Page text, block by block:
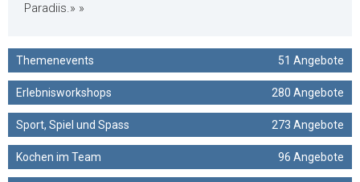
Paradiis.» »
Themenevents 51 Angebote
Erlebnisworkshops 280 Angebote
Sport, Spiel und Spass 273 Angebote
Kochen im Team 96 Angebote